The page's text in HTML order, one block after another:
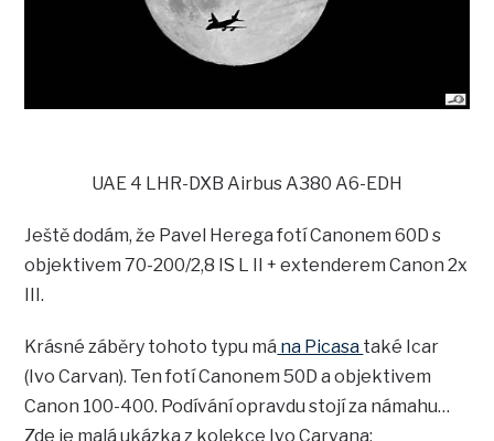
UAE 4 LHR-DXB Airbus A380 A6-EDH
Ještě dodám, že Pavel Herega fotí Canonem 60D s
objektivem 70-200/2,8 IS L II + extenderem Canon 2x
III.
Krásné záběry tohoto typu má na Picasa také Icar
(Ivo Carvan). Ten fotí Canonem 50D a objektivem
Canon 100-400. Podívání opravdu stojí za námahu…
Zde je malá ukázka z kolekce Ivo Carvana: